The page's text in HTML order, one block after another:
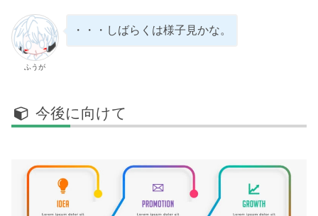
ふうが
・・・しばらくは様子見かな。
今後に向けて